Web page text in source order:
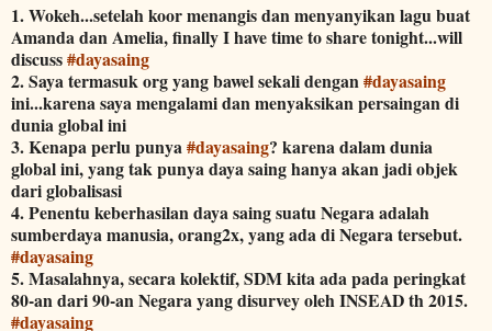
1. Wokeh...setelah koor menangis dan menyanyikan lagu buat
Amanda dan Amelia, finally I have time to share tonight...will
discuss#dayasaing
2. Saya termasuk org yang bawel sekali dengan#dayasaing
ini...karena saya mengalami dan menyaksikan persaingan di
dunia global ini
3. Kenapa perlu punya#dayasaing? karena dalam dunia
global ini, yang tak punya daya saing hanya akan jadi objek
dari globalisasi
4. Penentu keberhasilan daya saing suatu Negara adalah
sumberdaya manusia, orang2x, yang ada di Negara tersebut.
#dayasaing
5. Masalahnya, secara kolektif, SDM kita ada pada peringkat
80-an dari 90-an Negara yang disurvey oleh INSEAD th 2015.
#dayasaing